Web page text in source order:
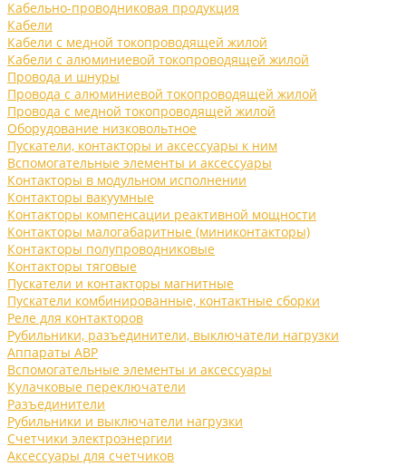
Кабельно-проводниковая продукция
Кабели
Кабели с медной токопроводящей жилой
Кабели с алюминиевой токопроводящей жилой
Провода и шнуры
Провода с алюминиевой токопроводящей жилой
Провода с медной токопроводящей жилой
Оборудование низковольтное
Пускатели, контакторы и аксессуары к ним
Вспомогательные элементы и аксессуары
Контакторы в модульном исполнении
Контакторы вакуумные
Контакторы компенсации реактивной мощности
Контакторы малогабаритные (миниконтакторы)
Контакторы полупроводниковые
Контакторы тяговые
Пускатели и контакторы магнитные
Пускатели комбинированные, контактные сборки
Реле для контакторов
Рубильники, разъединители, выключатели нагрузки
Аппараты АВР
Вспомогательные элементы и аксессуары
Кулачковые переключатели
Разъединители
Рубильники и выключатели нагрузки
Счетчики электроэнергии
Аксессуары для счетчиков